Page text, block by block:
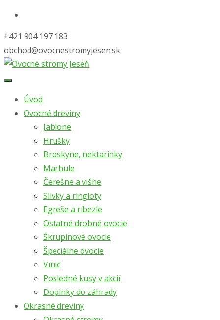
+421 904 197 183
obchod@ovocnestromyjesen.sk
Skip
contentÚvod
Ovocné dreviny
Jablone
Hrušky
Broskyne, nektarinky
Marhule
Čerešne a višne
Slivky a ringloty
Egreše a ríbezle
Ostatné drobné ovocie
Škrupinové ovocie
Špeciálne ovocie
Vinič
Posledné kusy v akcií
Doplnky do záhrady
Okrasné dreviny